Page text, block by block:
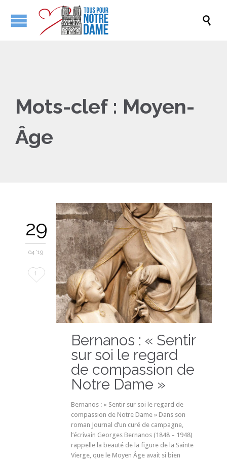

Mots-clef : Moyen-
Âge
29
04 '19
Love
1
Bernanos : « Sentir
sur soi le regard
de compassion de
Notre Dame »
Bernanos : « Sentir sur soi le regard de
compassion de Notre Dame » Dans son
roman Journal d’un curé de campagne,
l’écrivain Georges Bernanos (1848 – 1948)
rappelle la beauté de la figure de la Sainte
Vierge, que le Moyen Âge avait si bien